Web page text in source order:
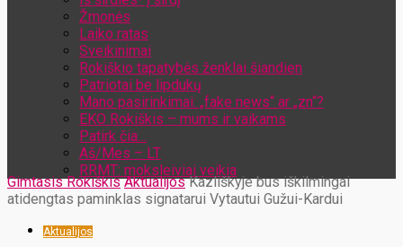
Žmonės
Laiko ratas
Sveikinimai
Rokiškio tapatybės ženklai šiandien
Patriotai be lipdukų
Mano pasirinkimai: „fake news“ ar „zn“?
EKO Rokiškis – mums ir vaikams
Patirk čia…
Aš/Mes – LT
RRMT: moksleiviai veikia
Gimtasis Rokiškis Aktualijos Kazliškyje bus iškilmingai
atidengtas paminklas signatarui Vytautui Gužui-Kardui
Aktualijos